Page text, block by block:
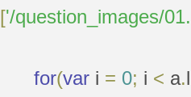
['/question_images/
for(var i = 0; i < a.